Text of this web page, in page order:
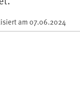
am 07.06.2024